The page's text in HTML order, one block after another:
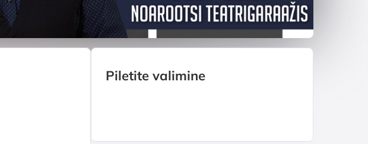
Piletite valimine